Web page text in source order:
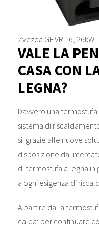
Zvezda GF VR 16, 26kW
VALE LA
CASA CON
LEGNA?
Davvero una
sistema di
sì: grazie alle nuove
disposizione dal
di termostufa a legna
a ogni esigenza di
A partire dalla
calda; per continuare